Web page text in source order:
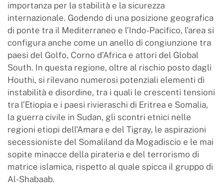
importanza per la stabilità e la sicurezza
internazionale. Godendo di una posizione geografica
di ponte tra il Mediterraneo e l’Indo-Pacifico, l’area si
configura anche come un anello di congiunzione tra
paesi del Golfo, Corno d’Africa e attori del Global
South. In questa regione, oltre al rischio posto dagli
Houthi, si rilevano numerosi potenziali elementi di
instabilità e disordine, tra i quali le crescenti tensioni
tra l’Etiopia e i paesi rivieraschi di Eritrea e Somalia,
la guerra civile in Sudan, gli scontri etnici nelle
regioni etiopi dell’Amara e del Tigray, le aspirazioni
secessioniste del Somaliland da Mogadiscio e le mai
sopite minacce della pirateria e del terrorismo di
matrice islamica, rispetto al quale spicca il gruppo di
Al-Shabaab.